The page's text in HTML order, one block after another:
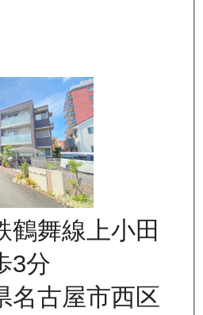
鶴舞線上小田
3分
名古屋市西区